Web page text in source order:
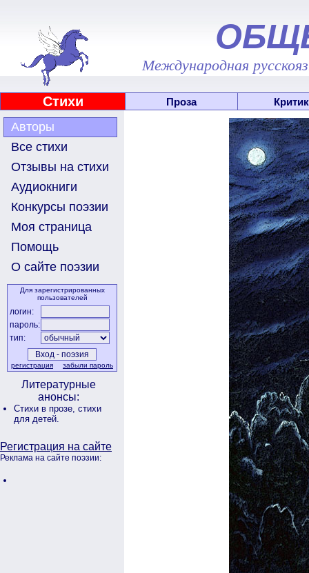
Международная
Стихи Проза
Авторы
Все стихи
Отзывы на стихи
Аудиокниги
Конкурсы поэзии
Моя страница
Помощь
О сайте поэзии
Для зарегистрированных
пользователей
логин:
пароль:
тип:
регистрация забыли пароль
Литературные
анонсы:
Стихи в прозе, стихи
для детей.
Регистрация на сайте
Реклама на сайте поэзии: